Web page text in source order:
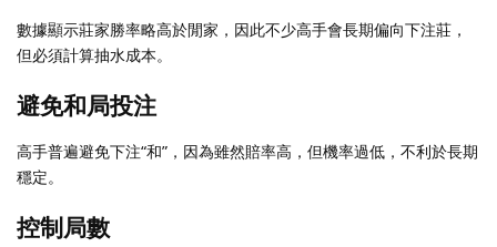
數據顯示莊家勝率略高於閒家，因此不少高手會長期偏向下注莊，
但必須計算抽水成本。
避免和局投注
高手普遍避免下注“和”，因為雖然賠率高，但機率過低，不利於長期
穩定。
控制局數